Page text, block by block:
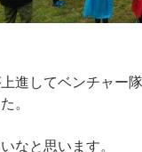
進してベンチャー
。
なと思います。